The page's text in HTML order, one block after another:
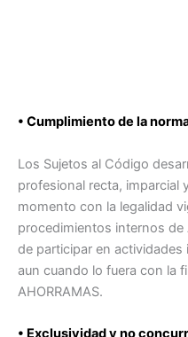
• Cumplimiento de la
Los Sujetos al Código
profesional recta, imparcial
momento con la legalidad
procedimientos internos de
de participar en actividades
aun cuando lo fuera con la
AHORRAMAS.
• Exclusividad y no